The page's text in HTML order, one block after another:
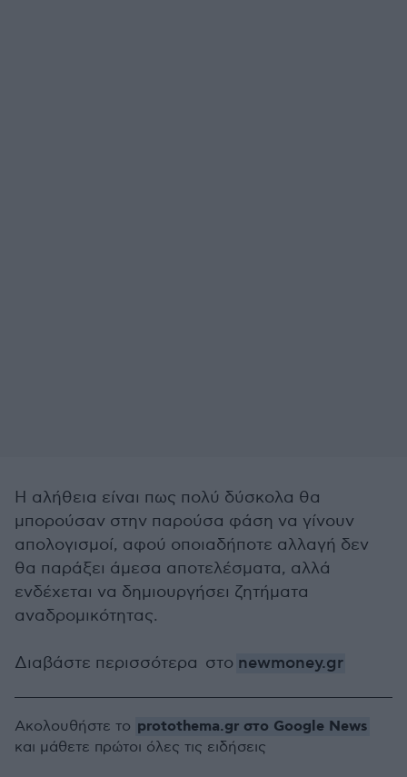
Η αλήθεια είναι πως πολύ δύσκολα θα
μπορούσαν στην παρούσα φάση να γίνουν
απολογισμοί, αφού οποιαδήποτε αλλαγή δεν
θα παράξει άμεσα αποτελέσματα, αλλά
ενδέχεται να δημιουργήσει ζητήματα
αναδρομικότητας.
Διαβάστε περισσότερα στο newmoney.gr
Ακολουθήστε το protothema.gr στο Google News
και μάθετε πρώτοι όλες τις ειδήσεις